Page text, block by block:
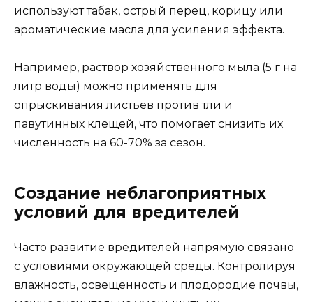
используют табак, острый перец, корицу или
ароматические масла для усиления эффекта.
Например, раствор хозяйственного мыла (5 г на
литр воды) можно применять для
опрыскивания листьев против тли и
павутинных клещей, что помогает снизить их
численность на 60-70% за сезон.
Создание неблагоприятных
условий для вредителей
Часто развитие вредителей напрямую связано
с условиями окружающей среды. Контролируя
влажность, освещенность и плодородие почвы,